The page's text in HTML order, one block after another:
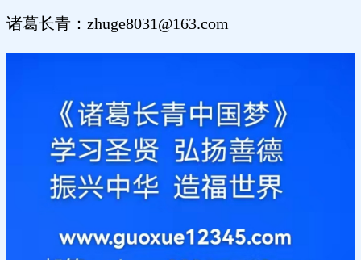
诸葛长青：zhuge8031@163.com